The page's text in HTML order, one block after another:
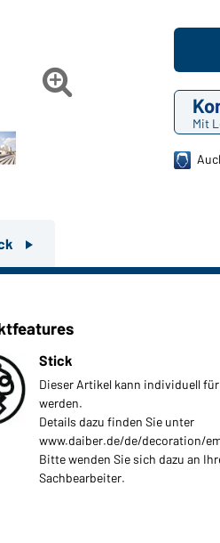

Mit
Stick
Dieser Artikel kann individuell
werden.
Details dazu finden Sie unter
www.daiber.de/de/decoration/
Bitte wenden Sie sich dazu an
Sachbearbeiter.